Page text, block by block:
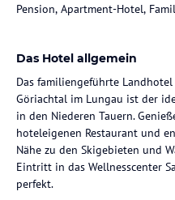
Pension, Apartment-Hotel,
Das Hotel allgemein
Das familiengeführte
Göriachtal im Lungau ist der
in den Niederen Tauern.
hoteleigenen Restaurant und
Nähe zu den Skigebieten und
Eintritt in das Wellnesscenter
perfekt.